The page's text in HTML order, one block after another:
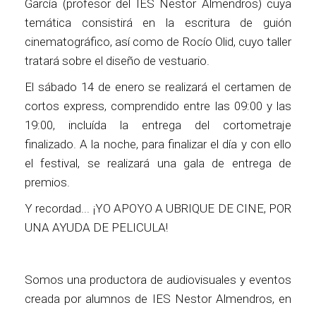
García (profesor del IES Nestor Almendros) cuya
temática consistirá en la escritura de guión
cinematográfico, así como de Rocío Olid, cuyo taller
tratará sobre el diseño de vestuario.
El sábado 14 de enero se realizará el certamen de
cortos express, comprendido entre las 09:00 y las
19:00, incluída la entrega del cortometraje
finalizado. A la noche, para finalizar el día y con ello
el festival, se realizará una gala de entrega de
premios.
Y recordad... ¡YO APOYO A UBRIQUE DE CINE, POR
UNA AYUDA DE PELICULA!
Somos una productora de audiovisuales y eventos
creada por alumnos de IES Nestor Almendros, en